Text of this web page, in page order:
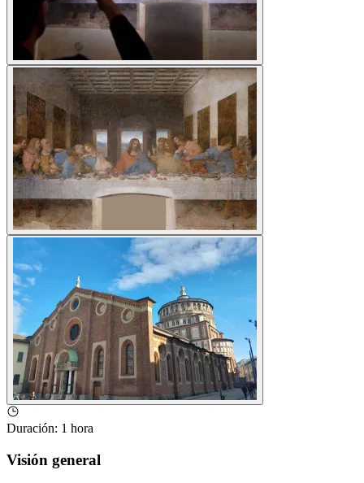
Duración: 1 hora
Visión general